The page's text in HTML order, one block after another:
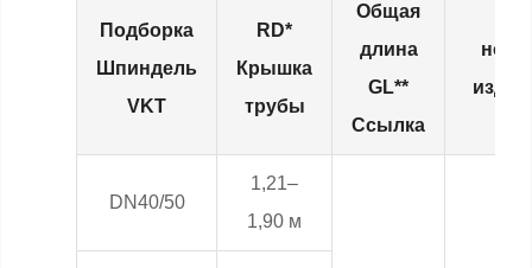
Подборка
Шпиндель
VKT
RD*
Крышка
трубы
Общая
длина
GL**
Ссылка
DN40/50
1,21–
1,90 м